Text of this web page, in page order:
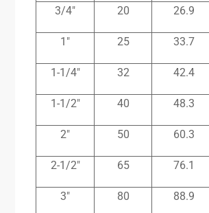
3/4″ 20 26.9
1″ 25 33.7
1-1/4″ 32 42.4
1-1/2″ 40 48.3
2″ 50 60.3
2-1/2″ 65 76.1
3″ 80 88.9